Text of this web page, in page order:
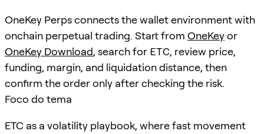
OneKey Perps connects the wallet environment with
onchain perpetual trading. Start from OneKeyor
OneKey Download, search for ETC, review price,
funding, margin, and liquidation distance, then
confirm the order only after checking the risk.
Foco do tema
ETC as a volatility playbook, where fast movement